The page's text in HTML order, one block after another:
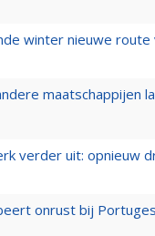
winter nieuwe
maatschappijen
verder uit: opnieuw
onrust bij